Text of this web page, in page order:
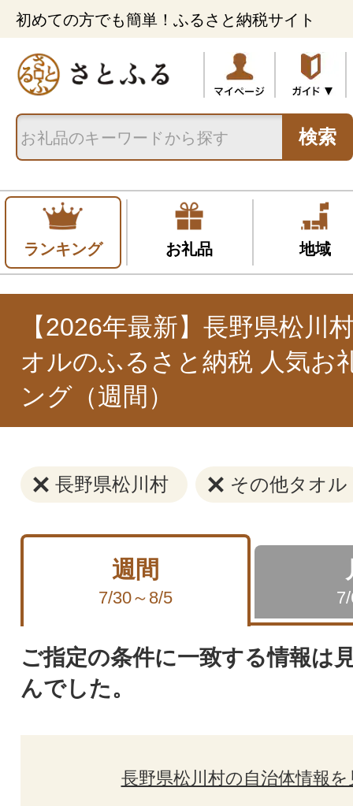
初めての方でも簡単！ふるさと納税サイト
検索
ランキング お礼品 地域
【2026年最新】長野県松川
オルのふるさと納税 人気お
ング（週間）
長野県松川村 その他タオル
週間
7/30～8/5
ご指定の条件に一致する情報は
んでした。
長野県松川村の自治体情報を